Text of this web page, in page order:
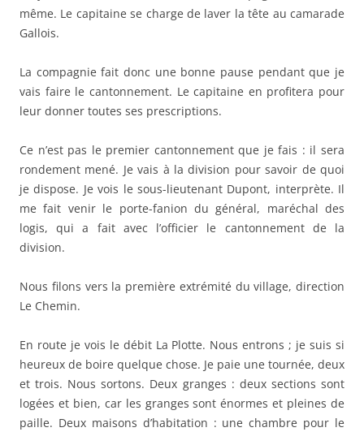
même. Le capitaine se charge de laver la tête au camarade
Gallois.
La compagnie fait donc une bonne pause pendant que je
vais faire le cantonnement. Le capitaine en profitera pour
leur donner toutes ses prescriptions.
Ce n’est pas le premier cantonnement que je fais : il sera
rondement mené. Je vais à la division pour savoir de quoi
je dispose. Je vois le sous-lieutenant Dupont, interprète. Il
me fait venir le porte-fanion du général, maréchal des
logis, qui a fait avec l’officier le cantonnement de la
division.
Nous filons vers la première extrémité du village, direction
Le Chemin.
En route je vois le débit La Plotte. Nous entrons ; je suis si
heureux de boire quelque chose. Je paie une tournée, deux
et trois. Nous sortons. Deux granges : deux sections sont
logées et bien, car les granges sont énormes et pleines de
paille. Deux maisons d’habitation : une chambre pour le